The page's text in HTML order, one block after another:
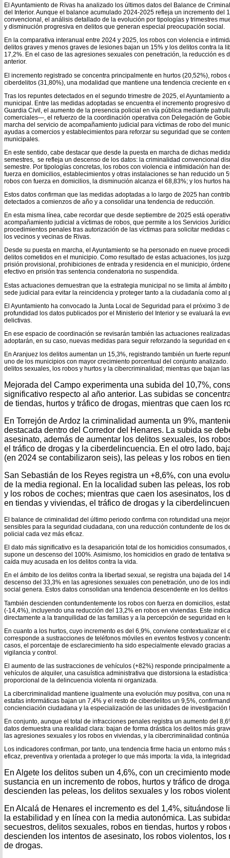
El Ayuntamiento de Rivas ha analizado los últimos datos del Balance de
del Interior. Aunque el balance acumulado 2024-2025 refleja un incremento del
convencional, el análisis detallado de la evolución por tipologías y trimestres
y disminución progresiva en delitos que generan especial preocupación social.
En la comparativa interanual entre 2024 y 2025, los robos con violencia e
delitos graves y menos graves de lesiones bajan un 15% y los delitos contra la
17,2%. En el caso de las agresiones sexuales con penetración, la reducción es
anterior.
El incremento registrado se concentra principalmente en hurtos (20,52%),
ciberdelitos (31,80%), una modalidad que mantiene una tendencia creciente en
Tras los repuntes detectados en el segundo trimestre de 2025, el Ayuntamiento
municipal. Entre las medidas adoptadas se encuentra el incremento progresivo
Guardia Civil, el aumento de la presencia policial en vía pública mediante
comerciales—, el refuerzo de la coordinación operativa con Delegación de
marcha del servicio de acompañamiento judicial para víctimas de robo del
ayudas a comercios y establecimientos para reforzar su seguridad que se
municipales.
En este sentido, cabe destacar que desde la puesta en marcha de dichas
semestres, se refleja un descenso de los datos: la criminalidad convencional
semestre. Por tipologías concretas, los robos con violencia e intimidación han
fuerza en domicilios, establecimientos y otras instalaciones se han reducido un
robos con fuerza en domicilios, la disminución alcanza el 68,83%; y los hurtos
Estos datos confirman que las medidas adoptadas a lo largo de 2025 han
detectados a comienzos de año y a consolidar una tendencia de reducción.
En esta misma línea, cabe recordar que desde septiembre de 2025 está
acompañamiento judicial a víctimas de robos, que permite a los Servicios
procedimientos penales tras autorización de las víctimas para solicitar medidas
los vecinos y vecinas de Rivas.
Desde su puesta en marcha, el Ayuntamiento se ha personado en nueve
delitos cometidos en el municipio. Como resultado de estas actuaciones, los
prisión provisional, prohibiciones de entrada y residencia en el municipio,
efectivo en prisión tras sentencia condenatoria no suspendida.
Estas actuaciones demuestran que la estrategia municipal no se limita al
sede judicial para evitar la reincidencia y proteger tanto a la ciudadanía como al
El Ayuntamiento ha convocado la Junta Local de Seguridad para el próximo 3
profundidad los datos publicados por el Ministerio del Interior y se evaluará la
delictivas.
En ese espacio de coordinación se revisarán también las actuaciones
adoptarán, en su caso, nuevas medidas para seguir reforzando la seguridad en
En Aranjuez los delitos aumentan un 15,3%, registrando también un fuerte
uno de los municipios con mayor crecimiento porcentual del conjunto
delitos sexuales, los robos y hurtos y la cibercriminalidad; mientras que bajan
Mejorada del Campo experimenta una subida del 10,7%,
significativo respecto al año anterior. Las subidas se
de tiendas, hurtos y tráfico de drogas, mientras que caen los
En Torrejón de Ardoz la criminalidad aumenta un 9%,
destacada dentro del Corredor del Henares. La subida se
asesinato, además de aumentar los delitos sexuales, los
el tráfico de drogas y la ciberdelincuencia. En el otro lado,
(en 2024 se contabilizaron seis), las peleas y los robos en
San Sebastián de los Reyes registra un +8,6%, con una
de la media regional. En la localidad suben las peleas, los
y los robos de coches; mientras que caen los asesinatos, los
en tiendas y viviendas, el tráfico de drogas y la
El balance de criminalidad del último periodo confirma con rotundidad una
sensibles para la seguridad ciudadana, con una reducción contundente de los
policial cada vez más eficaz.
El dato más significativo es la desaparición total de los homicidios
supone un descenso del 100%. Asimismo, los homicidios en grado de tentativa
caída muy acusada en los delitos contra la vida.
En el ámbito de los delitos contra la libertad sexual, se registra una bajada del
descenso del 33,3% en las agresiones sexuales con penetración, uno de los
social genera. Estos datos consolidan una tendencia descendente en los
También descienden contundentemente los robos con fuerza en domicilios,
(-14,4%), incluyendo una reducción del 13,2% en robos en viviendas. Este
directamente a la tranquilidad de las familias y a la percepción de seguridad en
En cuanto a los hurtos, cuyo incremento es del 6,9%, conviene contextualizar el
corresponde a sustracciones de teléfonos móviles en eventos festivos y
casos, el porcentaje de esclarecimiento ha sido especialmente elevado gracias
vigilancia y control.
El aumento de las sustracciones de vehículos (+82%) responde principalmente
vehículos de alquiler, una casuística administrativa que distorsiona la
proporcional de la delincuencia violenta ni organizada.
La cibercriminalidad mantiene igualmente una evolución muy positiva, con una
estafas informáticas bajan un 7,4% y el resto de ciberdelitos un 9,5%,
concienciación ciudadana y la especialización de las unidades de investigación
En conjunto, aunque el total de infracciones penales registra un aumento del
datos demuestra una realidad clara: bajan de forma drástica los delitos más
las agresiones sexuales y los robos en viviendas, y la cibercriminalidad
Los indicadores confirman, por tanto, una tendencia firme hacia un entorno
eficaz, preventiva y orientada a proteger lo que más importa: la vida, la
En Algete los delitos suben un 4,6%, con un crecimiento
sustancia en un incremento de robos, hurtos y tráfico de
descienden las peleas, los delitos sexuales y los robos
En Alcalá de Henares el incremento es del 1,4%, situándose
la estabilidad y en línea con la media autonómica. Las
secuestros, delitos sexuales, robos en tiendas, hurtos y
descienden los intentos de asesinato, los robos violentos, los
de drogas.